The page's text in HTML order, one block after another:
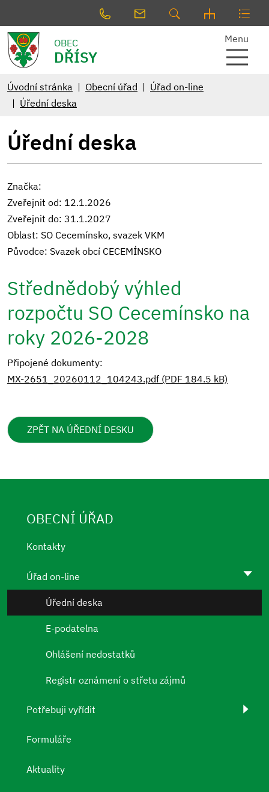
OBEC
DŘÍSY
Menu
Úvodní stránka Obecní úřad
Úřad on-line
Úřední deska
Úřední deska
Značka:
Zveřejnit od: 12.1.2026
Zveřejnit do: 31.1.2027
Oblast: SO Cecemínsko, svazek VKM
Původce: Svazek obcí CECEMÍNSKO
Střednědobý výhled
rozpočtu SO Cecemínsko na
roky 2026-2028
Připojené dokumenty:
MX-2651_20260112_104243.pdf (PDF 184.5 kB)
ZPĚT NA ÚŘEDNÍ DESKU
OBECNÍ ÚŘAD
Kontakty
Úřad on-line
Úřední deska
E-podatelna
Ohlášení nedostatků
Registr oznámení o střetu zájmů
Potřebuji vyřídit
Formuláře
Aktuality